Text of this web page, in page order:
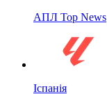
АПЛ Top News
Іспанія